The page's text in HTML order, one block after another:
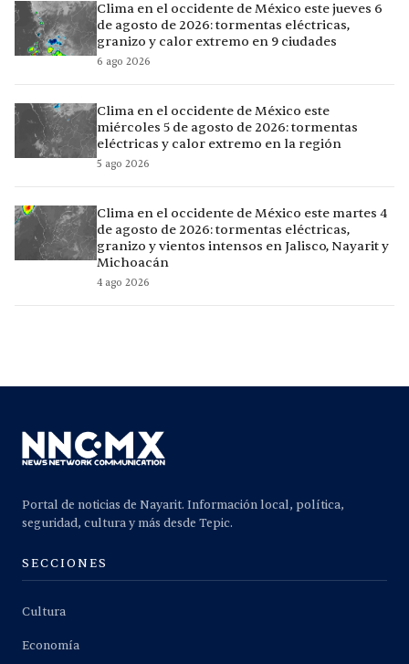
Clima en el occidente de México este jueves 6
de agosto de 2026: tormentas eléctricas,
granizo y calor extremo en 9 ciudades
6 ago 2026
Clima en el occidente de México este
miércoles 5 de agosto de 2026: tormentas
eléctricas y calor extremo en la región
5 ago 2026
Clima en el occidente de México este martes 4
de agosto de 2026: tormentas eléctricas,
granizo y vientos intensos en Jalisco, Nayarit y
Michoacán
4 ago 2026
Portal de noticias de Nayarit. Información local, política,
seguridad, cultura y más desde Tepic.
SECCIONES
Cultura
Economía